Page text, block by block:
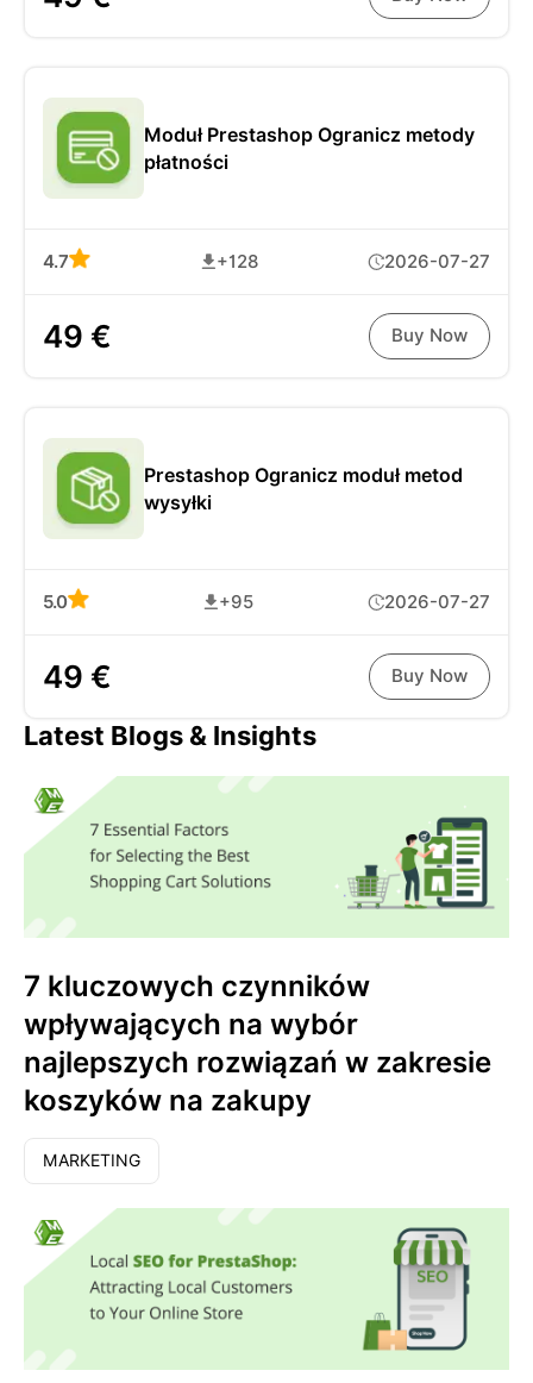
Moduł Prestashop Ogranicz metody
płatności
4.7 +128 2026-07-27
49 € Buy Now
Prestashop Ogranicz moduł metod
wysyłki
5.0 +95 2026-07-27
49 € Buy Now
Latest Blogs & Insights
7 kluczowych czynników
wpływających na wybór
najlepszych rozwiązań w zakresie
koszyków na zakupy
MARKETING